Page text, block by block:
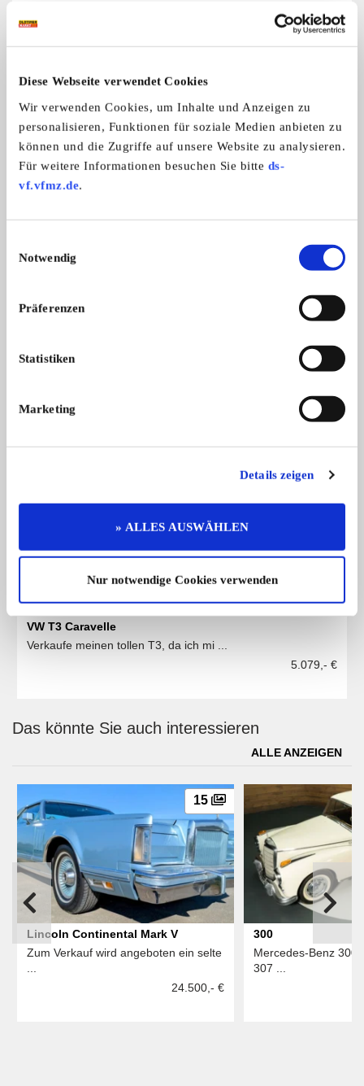
Diese Webseite verwendet Cookies
Wir verwenden Cookies, um Inhalte und Anzeigen zu
personalisieren, Funktionen für soziale Medien anbieten zu
können und die Zugriffe auf unsere Website zu analysieren.
Für weitere Informationen besuchen Sie bitte ds-
vf.vfmz.de.
Notwendig
Präferenzen
Statistiken
Marketing
Details zeigen
» ALLES AUSWÄHLEN
Nur notwendige Cookies verwenden
Vierganggetriebe, sehr leicht und exakt schaltbar. Gute
Der Bus fährt knackig und nicht ausgelutscht.
Sinnig gefahren ist so ein Diesel-T3 mit 7-8 Litern
Verbrauch zeitgemäß sparsam. :-)
Die Lackierung wurde vor einigen Jahren hemdsärmelig
"erneuert". Die Karosse ist extrem gesund, hat keine
Durchrostungen - aber der Lack ist optisch eher
Meldet Euch gerne, wenn Ihr den Bulli besichtigen
Tolle Basis für einen Camperausbau, die Substanz des
Weitere Anzeigen dieses Anbieters
11
VW T3 Caravelle
Verkaufe meinen tollen T3, da ich mi ...
5.079,- €
Das könnte Sie auch interessieren
ALLE ANZEIGEN
15
Lincoln Continental Mark V
Zum Verkauf wird angeboten ein selte
24.500,- €
300
Mercedes-Benz 300
307 ...